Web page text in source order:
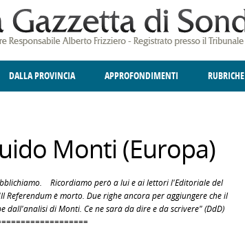
DALLA PROVINCIA APPROFONDIMENTI RUBRICHE
Monti (Europa)
Ricordiamo però a lui e ai lettori l'Editoriale del
è morto. Due righe ancora per aggiungere che il
di Monti. Ce ne sarà da dire e da scrivere" (DdD)